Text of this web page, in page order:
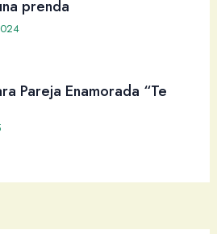
prenda
Pareja Enamorada “Te